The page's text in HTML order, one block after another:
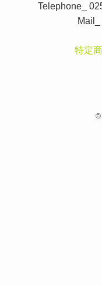
Telephone_
Mail_
特定
©